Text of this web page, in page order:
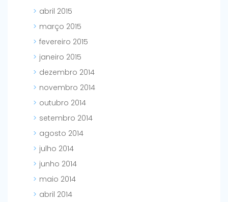
abril 2015
março 2015
fevereiro 2015
janeiro 2015
dezembro 2014
novembro 2014
outubro 2014
setembro 2014
agosto 2014
julho 2014
junho 2014
maio 2014
abril 2014